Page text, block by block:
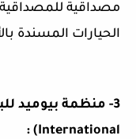
مصداقية
الحيارات المسندة
International) :